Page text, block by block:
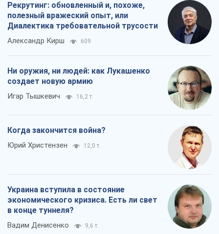
Рекрутинг: обновленный и, похоже,
полезный вражеский опыт, или
Диалектика требовательной трусости
Александр Кирш 609
Ни оружия, ни людей: как Лукашенко
создает новую армию
Игар Тышкевич 16,2 т.
Когда закончится война?
Юрий Христензен 12,0 т.
Украина вступила в состояние
экономического кризиса. Есть ли свет
в конце туннеля?
Вадим Денисенко 9,6 т.